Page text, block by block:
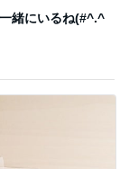
緒にいるね(#^.^